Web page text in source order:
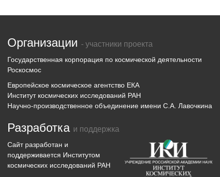
Организации - участники проекта
Государственная корпорация по космической деятельности
Роскосмос
Европейское космическое агентство ЕКА
Институт космических исследований РАН
Научно-производственное объединение имени С.А. Лавочкина
Разработка и поддержка
Сайт разработан и
поддерживается Институтом
космических исследований РАН